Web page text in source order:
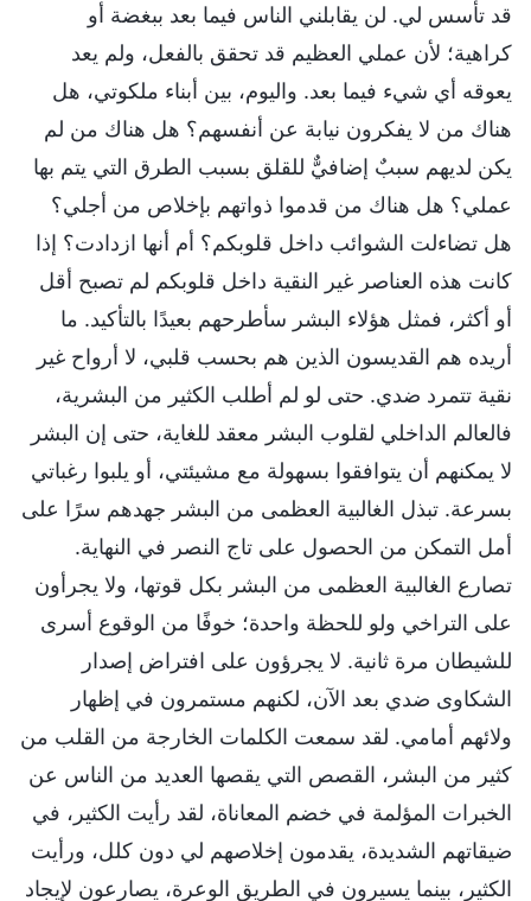
قد تأسس لي. لن يقابلني الناس فيما بعد ببغضة أو
كراهية؛ لأن عملي العظيم قد تحقق بالفعل، ولم يعد
يعوقه أي شيء فيما بعد. واليوم، بين أبناء ملكوتي، هل
هناك من لا يفكرون نيابة عن أنفسهم؟ هل هناك من لم
يكن لديهم سببٌ إضافيٌّ للقلق بسبب الطرق التي يتم بها
عملي؟ هل هناك من قدموا ذواتهم بإخلاص من أجلي؟
هل تضاءلت الشوائب داخل قلوبكم؟ أم أنها ازدادت؟ إذا
كانت هذه العناصر غير النقية داخل قلوبكم لم تصبح أقل
أو أكثر، فمثل هؤلاء البشر سأطرحهم بعيدًا بالتأكيد. ما
أريده هم القديسون الذين هم بحسب قلبي، لا أرواح غير
نقية تتمرد ضدي. حتى لو لم أطلب الكثير من البشرية،
فالعالم الداخلي لقلوب البشر معقد للغاية، حتى إن البشر
لا يمكنهم أن يتوافقوا بسهولة مع مشيئتي، أو يلبوا رغباتي
بسرعة. تبذل الغالبية العظمى من البشر جهدهم سرًا على
أمل التمكن من الحصول على تاج النصر في النهاية.
تصارع الغالبية العظمى من البشر بكل قوتها، ولا يجرأون
على التراخي ولو للحظة واحدة؛ خوفًا من الوقوع أسرى
للشيطان مرة ثانية. لا يجرؤون على افتراض إصدار
الشكاوى ضدي بعد الآن، لكنهم مستمرون في إظهار
ولائهم أمامي. لقد سمعت الكلمات الخارجة من القلب من
كثير من البشر، القصص التي يقصها العديد من الناس عن
الخبرات المؤلمة في خضم المعاناة، لقد رأيت الكثير، في
ضيقاتهم الشديدة، يقدمون إخلاصهم لي دون كلل، ورأيت
الكثير، بينما يسيرون في الطريق الوعرة، يصارعون لإيجاد